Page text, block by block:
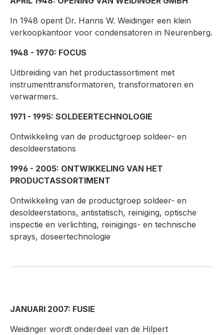
In 1948 opent Dr. Hanns W. Weidinger een klein
verkoopkantoor voor condensatoren in Neurenberg.
1948 - 1970: FOCUS
Uitbreiding van het productassortiment met
instrumenttransformatoren, transformatoren en
verwarmers.
1971 - 1995: SOLDEERTECHNOLOGIE
Ontwikkeling van de productgroep soldeer- en
desoldeerstations
1996 - 2005: ONTWIKKELING VAN HET
PRODUCTASSORTIMENT
Ontwikkeling van de productgroep soldeer- en
desoldeerstations, antistatisch, reiniging, optische
inspectie en verlichting, reinigings- en technische
sprays, doseertechnologie
JANUARI 2007: FUSIE
Weidinger wordt onderdeel van de Hilpert